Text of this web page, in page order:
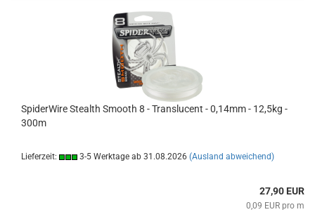
SpiderWire Stealth Smooth 8 - Translucent - 0,14mm - 12,5kg -
300m
Lieferzeit: 3-5 Werktage ab 31.08.2026 (Ausland abweichend)
27,90 EUR
0,09 EUR pro m